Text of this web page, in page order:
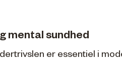
mental sundhed
er essentiel i